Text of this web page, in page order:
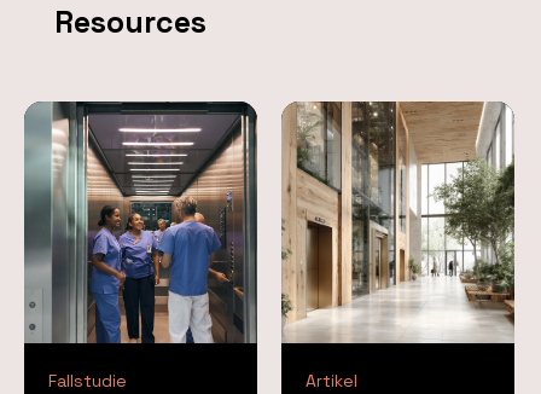
Resources
Fallstudie Artikel